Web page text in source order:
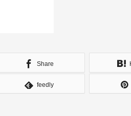
Share
feedly